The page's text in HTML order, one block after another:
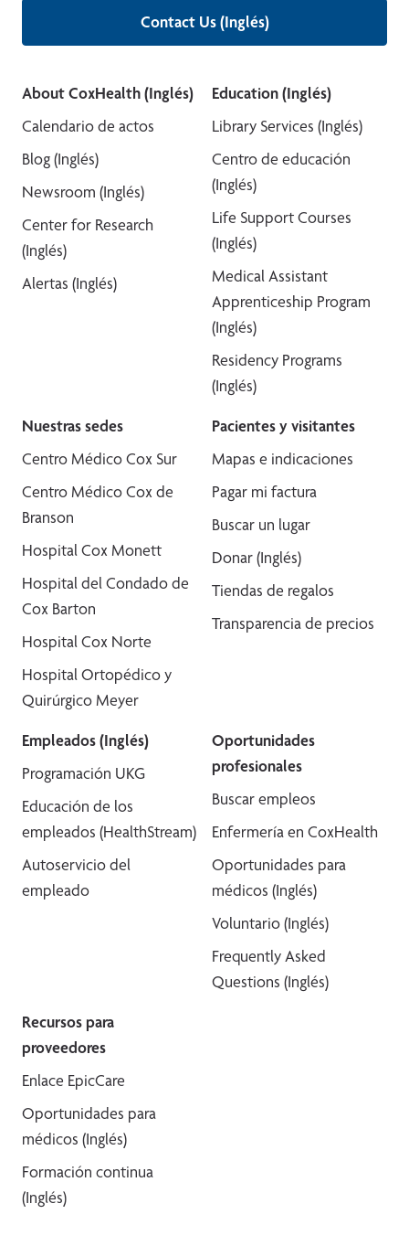
Contact Us (Inglés)
About CoxHealth (Inglés)
Calendario de actos
Blog (Inglés)
Newsroom (Inglés)
Center for Research
(Inglés)
Alertas (Inglés)
Education (Inglés)
Library Services (Inglés)
Centro de educación
(Inglés)
Life Support Courses
(Inglés)
Medical Assistant
Apprenticeship Program
(Inglés)
Residency Programs
(Inglés)
Nuestras sedes
Centro Médico Cox Sur
Centro Médico Cox de
Branson
Hospital Cox Monett
Hospital del Condado de
Cox Barton
Hospital Cox Norte
Hospital Ortopédico y
Quirúrgico Meyer
Pacientes y visitantes
Mapas e indicaciones
Pagar mi factura
Buscar un lugar
Donar (Inglés)
Tiendas de regalos
Transparencia de precios
Empleados (Inglés)
Programación UKG
Educación de los
empleados (HealthStream)
Autoservicio del
empleado
Oportunidades
profesionales
Buscar empleos
Enfermería en CoxHealth
Oportunidades para
médicos (Inglés)
Voluntario (Inglés)
Frequently Asked
Questions (Inglés)
Recursos para
proveedores
Enlace EpicCare
Oportunidades para
médicos (Inglés)
Formación continua
(Inglés)